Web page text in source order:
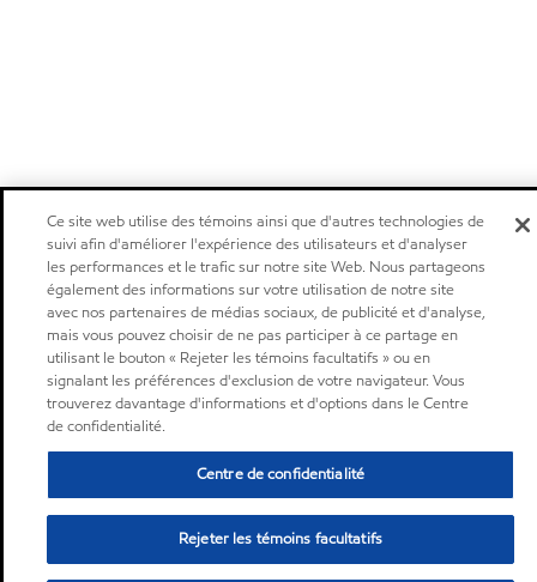
Ce site web utilise des témoins ainsi que d'autres technologies de
suivi afin d'améliorer l'expérience des utilisateurs et d'analyser
les performances et le trafic sur notre site Web. Nous partageons
également des informations sur votre utilisation de notre site
avec nos partenaires de médias sociaux, de publicité et d'analyse,
mais vous pouvez choisir de ne pas participer à ce partage en
utilisant le bouton « Rejeter les témoins facultatifs » ou en
signalant les préférences d'exclusion de votre navigateur. Vous
trouverez davantage d'informations et d'options dans le Centre
de confidentialité.
Centre de confidentialité
Rejeter les témoins facultatifs